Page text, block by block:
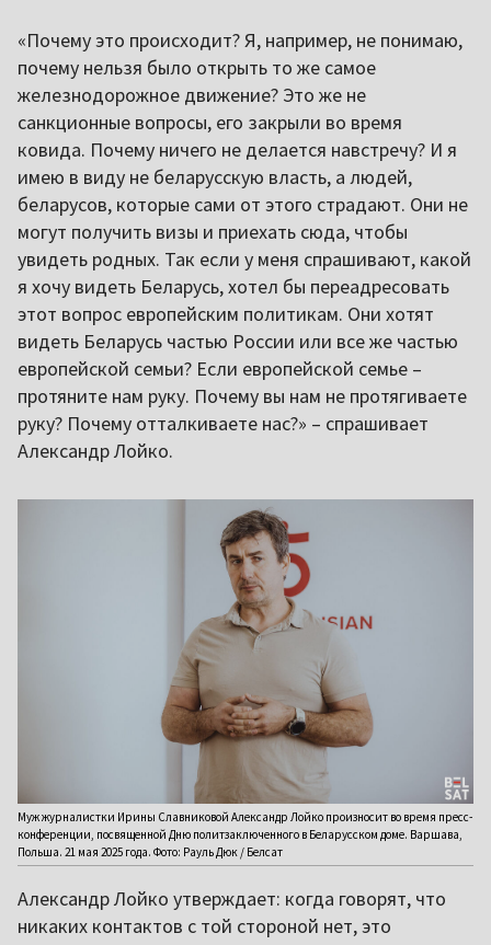
«Почему это происходит? Я, например, не понимаю,
почему нельзя было открыть то же самое
железнодорожное движение? Это же не
санкционные вопросы, его закрыли во время
ковида. Почему ничего не делается навстречу? И я
имею в виду не беларусскую власть, а людей,
беларусов, которые сами от этого страдают. Они не
могут получить визы и приехать сюда, чтобы
увидеть родных. Так если у меня спрашивают, какой
я хочу видеть Беларусь, хотел бы переадресовать
этот вопрос европейским политикам. Они хотят
видеть Беларусь частью России или все же частью
европейской семьи? Если европейской семье –
протяните нам руку. Почему вы нам не протягиваете
руку? Почему отталкиваете нас?» – спрашивает
Александр Лойко.
Муж журналистки Ирины Славниковой Александр Лойко произносит во время пресс-
конференции, посвященной Дню политзаключенного в Беларусском доме. Варшава,
Польша. 21 мая 2025 года. Фото: Рауль Дюк / Белсат
Александр Лойко утверждает: когда говорят, что
никаких контактов с той стороной нет, это